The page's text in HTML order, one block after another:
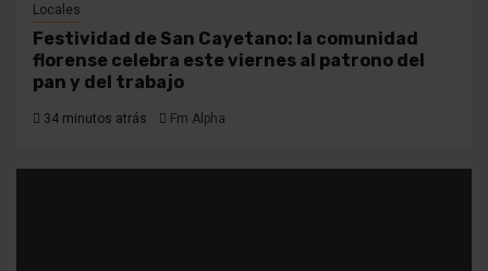
Locales
Festividad de San Cayetano: la comunidad
florense celebra este viernes al patrono del
pan y del trabajo
34 minutos atrás Fm Alpha